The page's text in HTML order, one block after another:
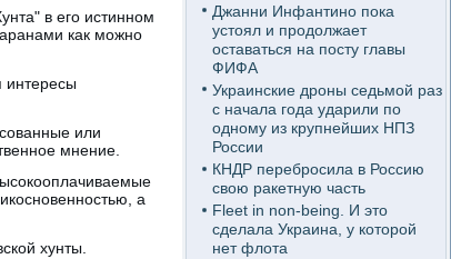
в его истинном
как можно
интересы
или
мнение.
а
хунты.
Джанни Инфантино пока
устоял и продолжает
оставаться на посту главы
ФИФА
Украинские дроны седьмой раз
с начала года ударили по
одному из крупнейших НПЗ
России
КНДР перебросила в Россию
свою ракетную часть
Fleet in non-being. И это
сделала Украина, у которой
нет флота